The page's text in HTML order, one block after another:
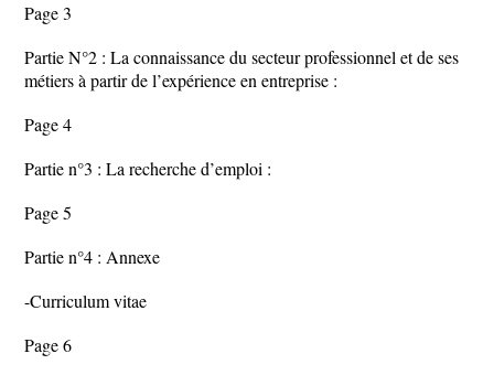
Page 3
Partie N°2 : La connaissance du secteur professionnel et de ses
métiers à partir de l’expérience en entreprise :
Page 4
Partie n°3 : La recherche d’emploi :
Page 5
Partie n°4 : Annexe
-Curriculum vitae
Page 6